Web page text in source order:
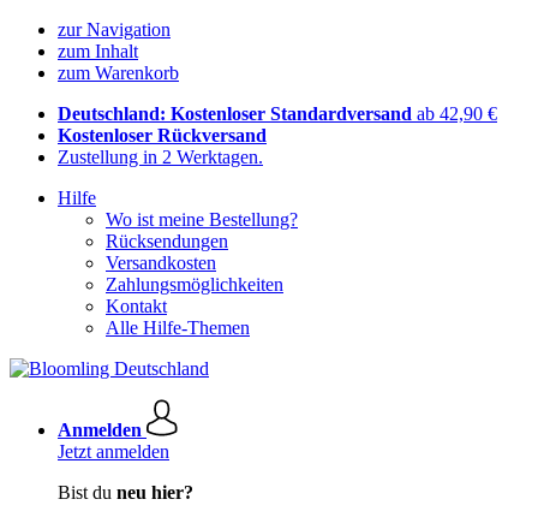
zur Navigation
zum Inhalt
zum Warenkorb
Deutschland: Kostenloser Standardversand ab 42,90 €
Kostenloser Rückversand
Zustellung in 2 Werktagen.
Hilfe
Wo ist meine Bestellung?
Rücksendungen
Versandkosten
Zahlungsmöglichkeiten
Kontakt
Alle Hilfe-Themen
Anmelden
Jetzt anmelden
Bist du neu hier?